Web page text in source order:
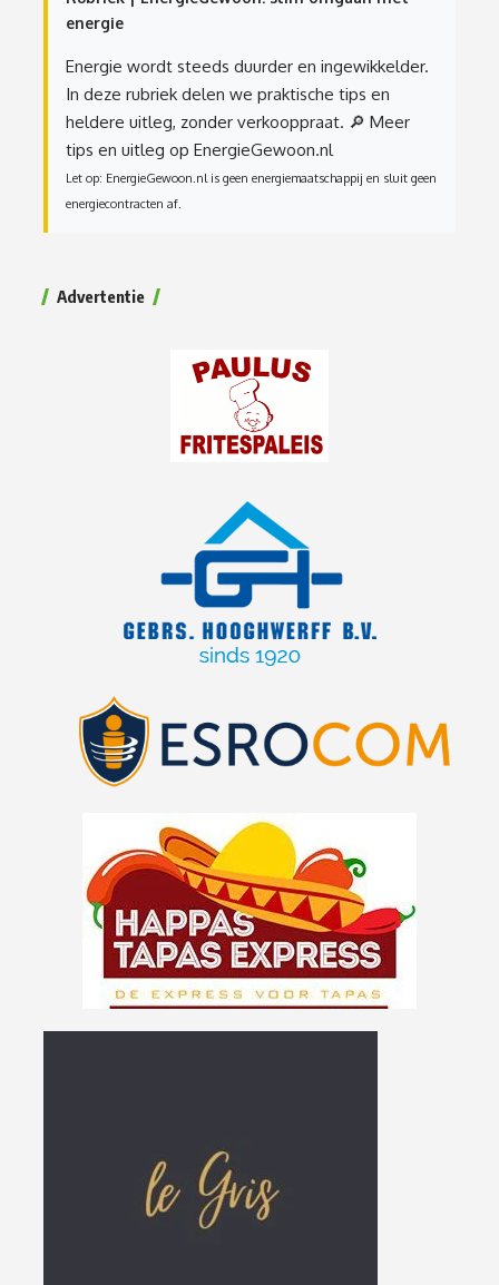
energie
Energie wordt steeds duurder en ingewikkelder.
In deze rubriek delen we praktische tips en
heldere uitleg, zonder verkooppraat. 🔎 Meer
tips en uitleg op EnergieGewoon.nl
Let op: EnergieGewoon.nl is geen energiemaatschappij en sluit geen
energiecontracten af.
Advertentie